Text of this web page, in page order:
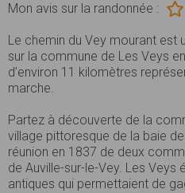
Mon avis sur la randonnée :
Le chemin du Vey mourant est
sur la commune de Les Veys
d’environ 11 kilomètres
marche.
Partez à découverte de la
village pittoresque de la baie
réunion en 1837 de deux
de Auville-sur-le-Vey. Les
antiques qui permettaient de